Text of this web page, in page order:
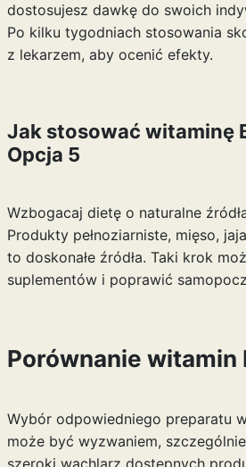
dostosujesz dawkę do swoich
Po kilku tygodniach stosowania
z lekarzem, aby ocenić efekty.
Jak stosować witaminę
Opcja 5
Wzbogacaj dietę o naturalne
Produkty pełnoziarniste, mięso,
to doskonałe źródła. Taki krok
suplementów i poprawić
Porównanie witamin
Wybór odpowiedniego preparatu
może być wyzwaniem,
szeroki wachlarz dostępnych